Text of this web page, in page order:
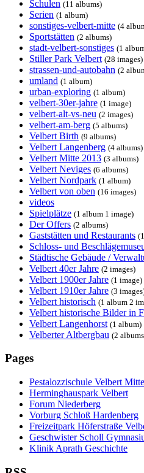
Schulen (11 albums)
Serien (1 album)
sonstiges-velbert-mitte (4
Sportstätten (2 albums)
stadt-velbert-sonstiges (1
Stiller Park Velbert (28 images)
strassen-und-autobahn (2
umland (1 album)
urban-exploring (1 album)
velbert-30er-jahre (1 image)
velbert-alt-vs-neu (2 images)
velbert-am-berg (5 albums)
Velbert Birth (9 albums)
Velbert Langenberg (4 albums)
Velbert Mitte 2013 (3 albums)
Velbert Neviges (6 albums)
Velbert Nordpark (1 album)
Velbert von oben (16 images)
videos
Spielplätze (1 album 1 image)
Der Offers (2 albums)
Gaststätten und Restaurants
Schloss- und
Städtische Gebäude /
Velbert 40er Jahre (2 images)
Velbert 1900er Jahre (1 image)
Velbert 1910er Jahre (3
Velbert historisch (1 album 2
Velbert historische Bilder in
Velbert Langenhorst (1 album)
Velberter Altbergbau (2
Pages
Pestalozzischule Velbert Mitte
Herminghauspark Velbert
Forum Niederberg
Vorburg Schloß Hardenberg
Freizeitpark Höferstraße
Geschwister Scholl
Klinik Aprath Geschichte